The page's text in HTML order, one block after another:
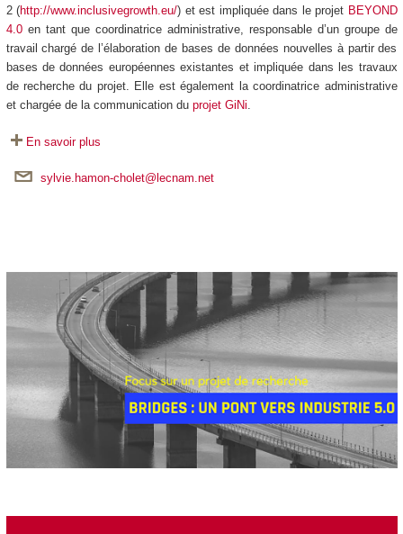
2 (http://www.inclusivegrowth.eu/) et est impliquée dans le projet BEYOND
4.0en tant que coordinatrice administrative, responsable d’un groupe de
travail chargé de l’élaboration de bases de données nouvelles à partir des
bases de données européennes existantes et impliquée dans les travaux
de recherche du projet. Elle est également la coordinatrice administrative
et chargée de la communication du projet GiNi.
En savoir plus
sylvie.hamon-cholet@lecnam.net